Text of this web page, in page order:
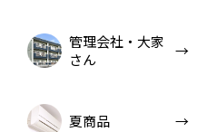
管理会社・大家
さん
夏商品